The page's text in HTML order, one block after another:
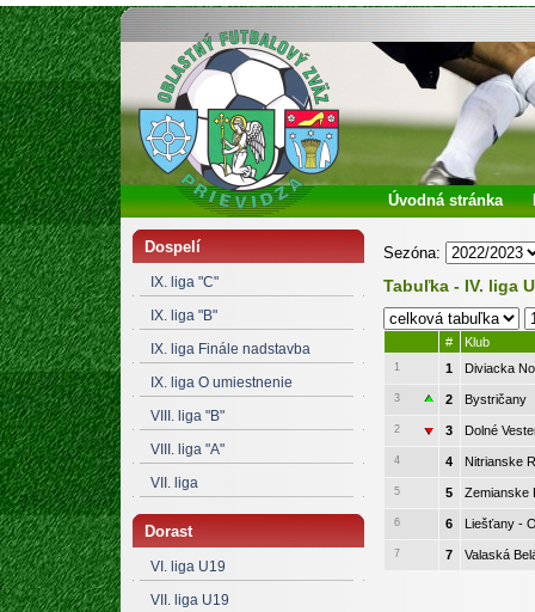
Oblastný futbalový zväz Prievidza
Úvodná stránka
Dospelí
IX. liga "C"
IX. liga "B"
IX. liga Finále nadstavba
IX. liga O umiestnenie
VIII. liga "B"
VIII. liga "A"
VII. liga
Dorast
VI. liga U19
VII. liga U19
Sezóna:
Tabuľka - IV. liga
# Klub
1 1 Diviacka
3 2 Bystričany
2 3 Dolné
4 4 Nitrianske
5 5 Zemianske
6 6 Liešťany -
7 7 Valaská